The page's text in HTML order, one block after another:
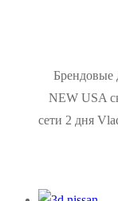
Брендовые
NEW USA
сети 2 дня